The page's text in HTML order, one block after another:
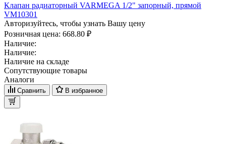
Клапан радиаторный VARMEGA 1/2" запорный, прямой
VM10301
Авторизуйтесь, чтобы узнать Вашу цену
Розничная цена: 668.80 ₽
Наличие:
Наличие:
Наличие на складе
Сопутствующие товары
Аналоги
Сравнить В избранное